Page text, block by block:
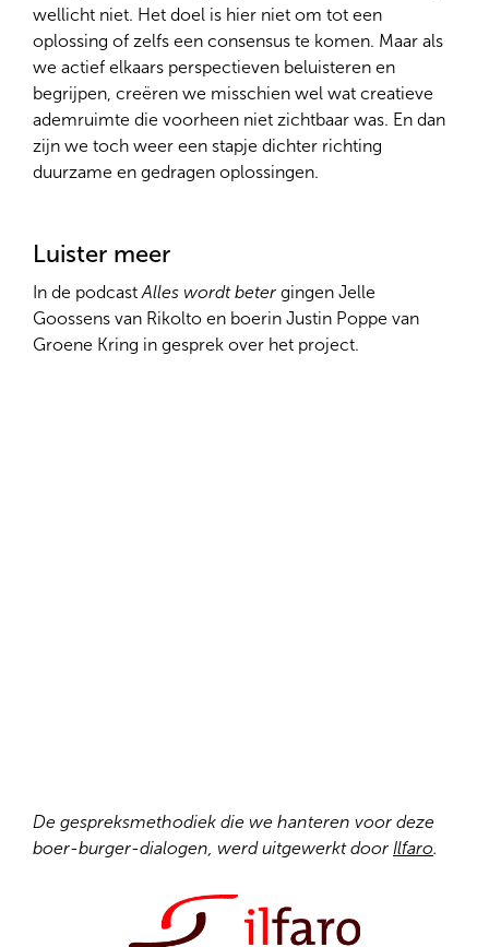
wellicht niet. Het doel is hier niet om tot een
oplossing of zelfs een consensus te komen. Maar als
we actief elkaars perspectieven beluisteren en
begrijpen, creëren we misschien wel wat creatieve
ademruimte die voorheen niet zichtbaar was. En dan
zijn we toch weer een stapje dichter richting
duurzame en gedragen oplossingen.
Luister meer
In de podcast Alles wordt beter gingen Jelle
Goossens van Rikolto en boerin Justin Poppe van
Groene Kring in gesprek over het project.
De gespreksmethodiek die we hanteren voor deze
boer-burger-dialogen, werd uitgewerkt door Ilfaro.